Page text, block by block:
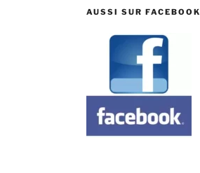
AUSSI SUR FACEBOOK